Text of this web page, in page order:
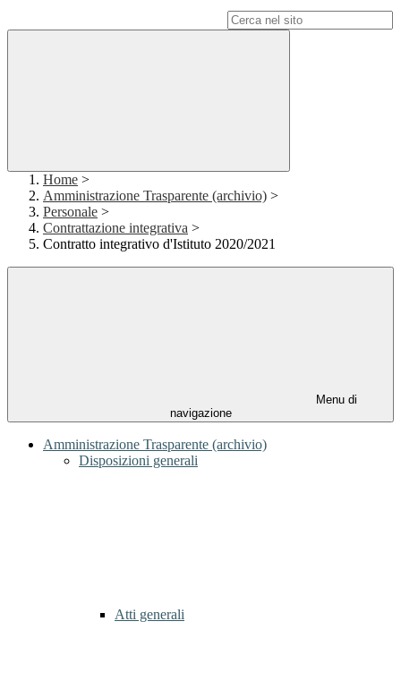
Home >
Amministrazione Trasparente (archivio) >
Personale >
Contrattazione integrativa >
Contratto integrativo d'Istituto 2020/2021
Menu di
navigazione
Amministrazione Trasparente (archivio)
Disposizioni generali
Atti generali